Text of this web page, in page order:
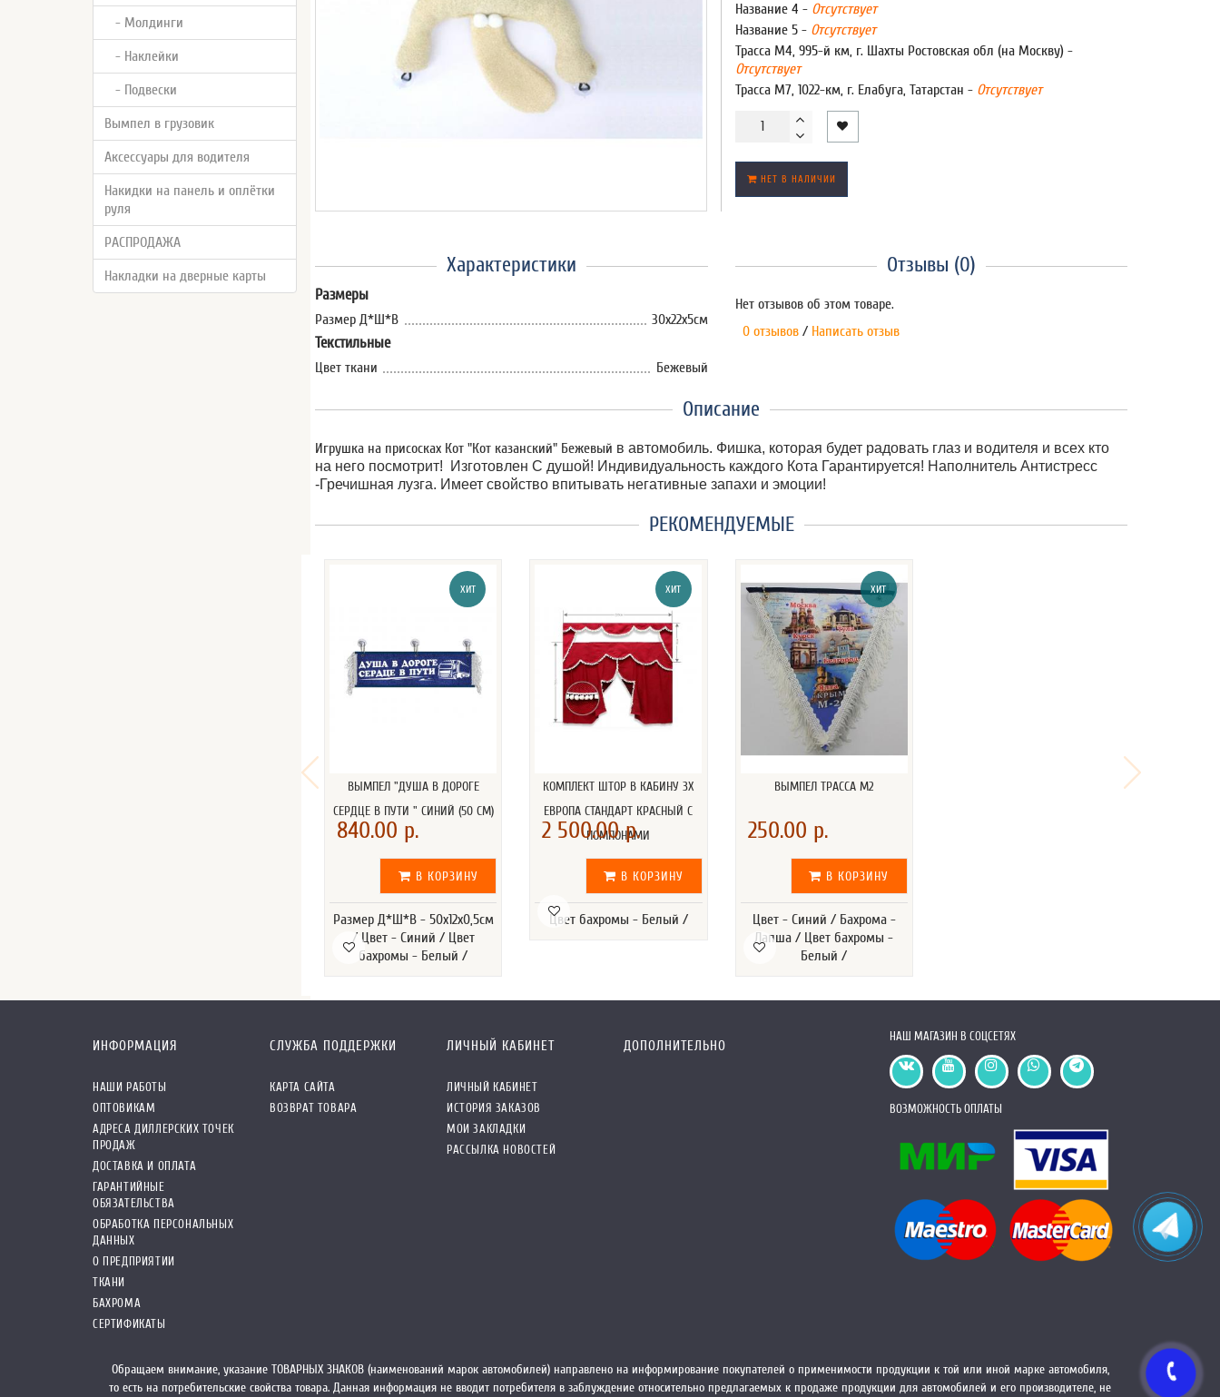
- Молдинги
- Наклейки
- Подвески
Вымпел в грузовик
Аксессуары для водителя
Накидки на панель и оплётки
руля
РАСПРОДАЖА
Накладки на дверные карты
Название 4 - Отсутствует
Название 5 - Отсутствует
Трасса М4, 995-й км, г. Шахты Ростовская обл (на Москву) -
Отсутствует
Трасса М7, 1022-км, г. Елабуга, Татарстан - Отсутствует
НЕТ В НАЛИЧИИ
Характеристики
Размеры
Размер Д*Ш*В 30х22х5см
Текстильные
Цвет ткани Бежевый
Отзывы (0)
Нет отзывов об этом товаре.
0 отзывов / Написать отзыв
Описание
Игрушка на присосках Кот "Кот казанский" Бежевый в автомобиль. Фишка, которая будет радовать глаз и водителя и всех кто
на него посмотрит! Изготовлен С душой! Индивидуальность каждого Кота Гарантируется! Наполнитель Антистресс
-Гречишная лузга. Имеет свойство впитывать негативные запахи и эмоции!
РЕКОМЕНДУЕМЫЕ
ХИТ
ВЫМПЕЛ "ДУША В ДОРОГЕ
СЕРДЦЕ В ПУТИ " СИНИЙ (50 СМ)
840.00 р.
В КОРЗИНУ
Размер Д*Ш*В - 50х12х0,5см
/ Цвет - Синий / Цвет
бахромы - Белый /
ХИТ
КОМПЛЕКТ ШТОР В КАБИНУ 3Х
ЕВРОПА СТАНДАРТ КРАСНЫЙ С
ПОМПОНАМИ
2 500.00 р.
В КОРЗИНУ
Цвет бахромы - Белый /
ХИТ
ВЫМПЕЛ ТРАССА М2
250.00 р.
В КОРЗИНУ
Цвет - Синий / Бахрома -
Лапша / Цвет бахромы -
Белый /
ИНФОРМАЦИЯ
НАШИ РАБОТЫ
ОПТОВИКАМ
АДРЕСА ДИЛЛЕРСКИХ ТОЧЕК
ПРОДАЖ
ДОСТАВКА И ОПЛАТА
ГАРАНТИЙНЫЕ
ОБЯЗАТЕЛЬСТВА
ОБРАБОТКА ПЕРСОНАЛЬНЫХ
ДАННЫХ
О ПРЕДПРИЯТИИ
ТКАНИ
БАХРОМА
СЕРТИФИКАТЫ
СЛУЖБА ПОДДЕРЖКИ
КАРТА САЙТА
ВОЗВРАТ ТОВАРА
ЛИЧНЫЙ КАБИНЕТ
ЛИЧНЫЙ КАБИНЕТ
ИСТОРИЯ ЗАКАЗОВ
МОИ ЗАКЛАДКИ
РАССЫЛКА НОВОСТЕЙ
ДОПОЛНИТЕЛЬНО
НАШ МАГАЗИН В СОЦСЕТЯХ
ВОЗМОЖНОСТЬ ОПЛАТЫ
Обращаем внимание, указание ТОВАРНЫХ ЗНАКОВ (наименований марок автомобилей) направлено на информирование покупателей о применимости продукции к той или иной марке автомобиля,
то есть на потребительские свойства товара. Данная информация не вводит потребителя в заблуждение относительно предлагаемых к продаже продукции для автомобилей и его производителе, не